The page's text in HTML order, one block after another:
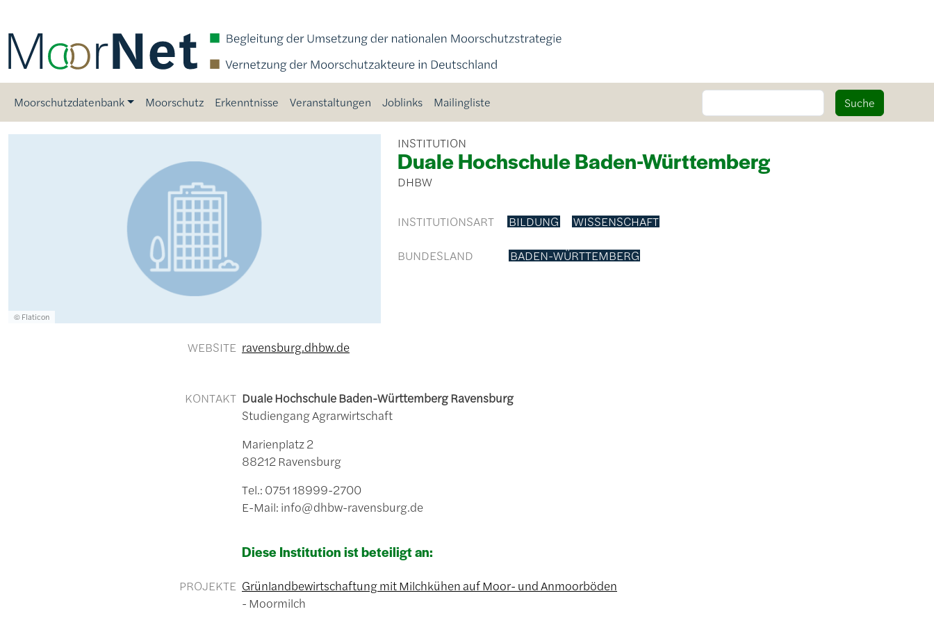
Main navigation
Moorschutzdatenbank Moorschutz Erkenntnisse Veranstaltungen Joblinks Mailingliste Suche Suche
Lizenzinformationen einschließlich Urheberrecht
© Flaticon
INSTITUTION
Duale Hochschule Baden-Württemberg
DHBW
INSTITUTIONSART BILDUNG WISSENSCHAFT
BUNDESLAND BADEN-WÜRTTEMBERG
WEBSITE ravensburg.dhbw.de
KONTAKT Duale Hochschule Baden-Württemberg Ravensburg
Studiengang Agrarwirtschaft
Marienplatz 2
88212 Ravensburg
Tel.: 0751 18999-2700
E-Mail: info@dhbw-ravensburg.de
Diese Institution ist beteiligt an:
PROJEKTE Grünlandbewirtschaftung mit Milchkühen auf Moor- und Anmoorböden
Moormilch